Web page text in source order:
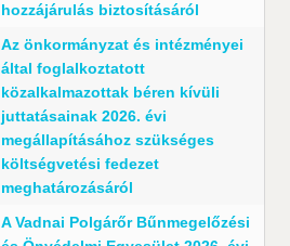
hozzájárulás biztosításáról
Az önkormányzat és intézményei
által foglalkoztatott
közalkalmazottak béren kívüli
juttatásainak 2026. évi
megállapításához szükséges
költségvetési fedezet
meghatározásáról
A Vadnai Polgárőr Bűnmegelőzési